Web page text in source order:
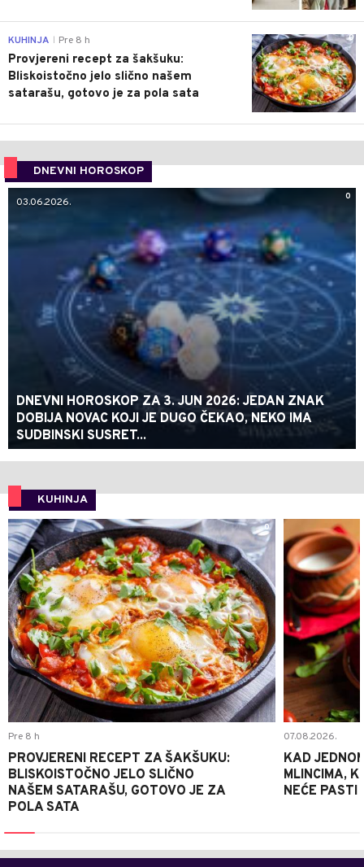
0
KUHINJA Pre 8 h
Provjereni recept za šakšuku:
Bliskoistočno jelo slično našem
satarašu, gotovo je za pola sata
DNEVNI HOROSKOP
0
03.06.2026.
DNEVNI HOROSKOP ZA 3. JUN 2026: JEDAN ZNAK
DOBIJA NOVAC KOJI JE DUGO ČEKAO, NEKO IMA
SUDBINSKI SUSRET...
KUHINJA
0
Pre 8 h
PROVJERENI RECEPT ZA ŠAKŠUKU:
BLISKOISTOČNO JELO SLIČNO
NAŠEM SATARAŠU, GOTOVO JE ZA
POLA SATA
07.08.2026.
KAD
MLINCIMA,
NEĆE PASTI